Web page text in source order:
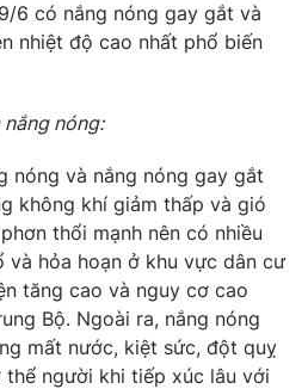
Podcast
Infographic
Shorts video
6 có nắng nóng gay gắt và
nhiệt độ cao nhất phổ biến
nóng:
nóng và nắng nóng gay gắt
không khí giảm thấp và gió
thổi mạnh nên có nhiều
và hỏa hoạn ở khu vực dân cư
tăng cao và nguy cơ cao
Bộ. Ngoài ra, nắng nóng
mất nước, kiệt sức, đột quỵ
người khi tiếp xúc lâu với